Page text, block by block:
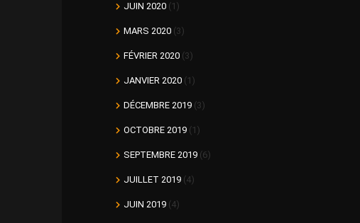
JUIN 2020 (1)
MARS 2020 (3)
FÉVRIER 2020 (3)
JANVIER 2020 (1)
DÉCEMBRE 2019 (3)
OCTOBRE 2019 (1)
SEPTEMBRE 2019 (6)
JUILLET 2019 (4)
JUIN 2019 (4)